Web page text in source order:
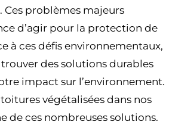
Ces problèmes majeurs
d’agir pour la protection de
à ces défis environnementaux,
des solutions durables
impact sur l’environnement.
végétalisées dans nos
de ces nombreuses solutions.